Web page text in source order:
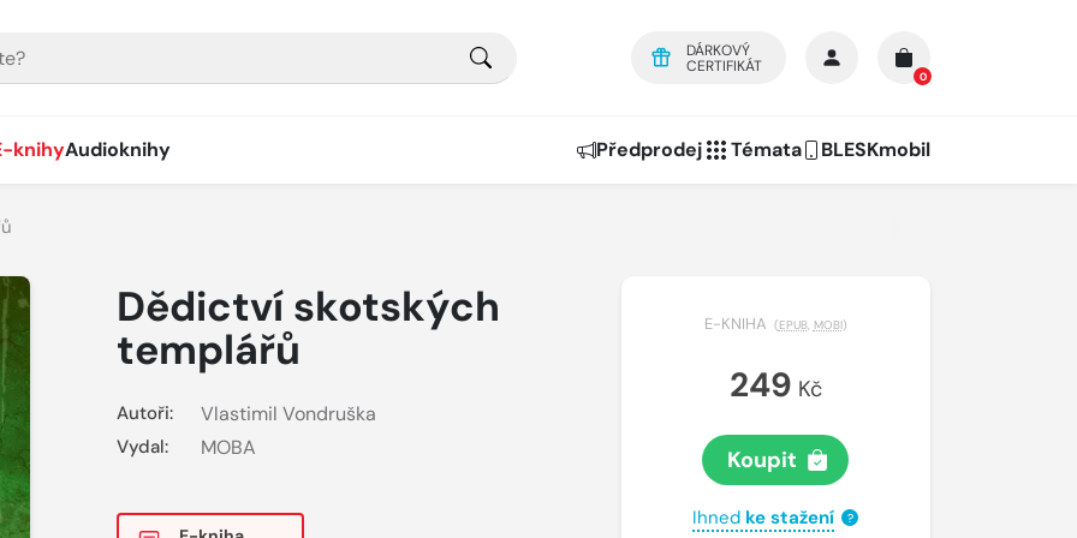
DÁRKOVÝ
CERTIFIKÁT
0
knihyAudioknihy Předprodej Témata BLESKmobil
Dědictví skotských
templářů
Autoři: Vlastimil Vondruška
Vydal: MOBA
E-KNIHA (EPUB, MOBI)
249 Kč
Koupit
Ihned ke stažení ?